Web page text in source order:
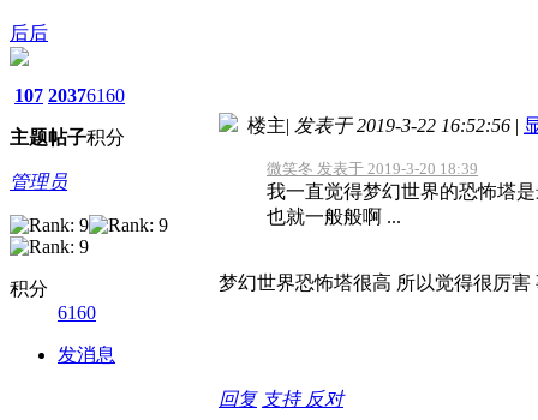
后后
107
主题
2037
帖子
6160
积分
管理员
积分
6160
发消息
楼主| 发表于 2019-3-22 16:52:56 |
微笑冬 发表于 2019-3-20 18:39
我一直觉得梦幻世界的恐怖塔
也就一般般啊 ...
梦幻世界恐怖塔很高 所以觉得很厉
回复 支持 反对